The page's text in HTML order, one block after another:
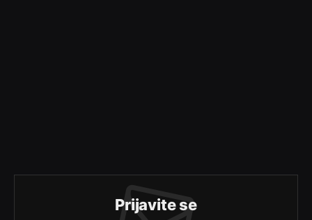
Prijavite se